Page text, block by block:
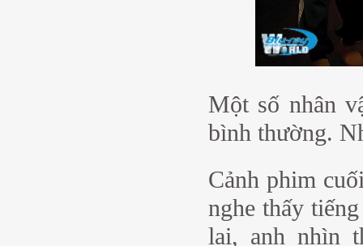
Một số nhân
bình thường.
Cảnh phim
nghe thấy
lại, anh nhìn